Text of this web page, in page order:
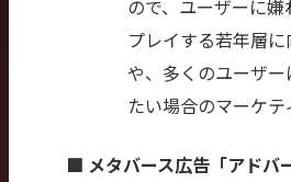
ので、ユーザーに
プレイする若年層
や、多くのユーザ
たい場合のマーケテ
■ メタバース広告「アドバ